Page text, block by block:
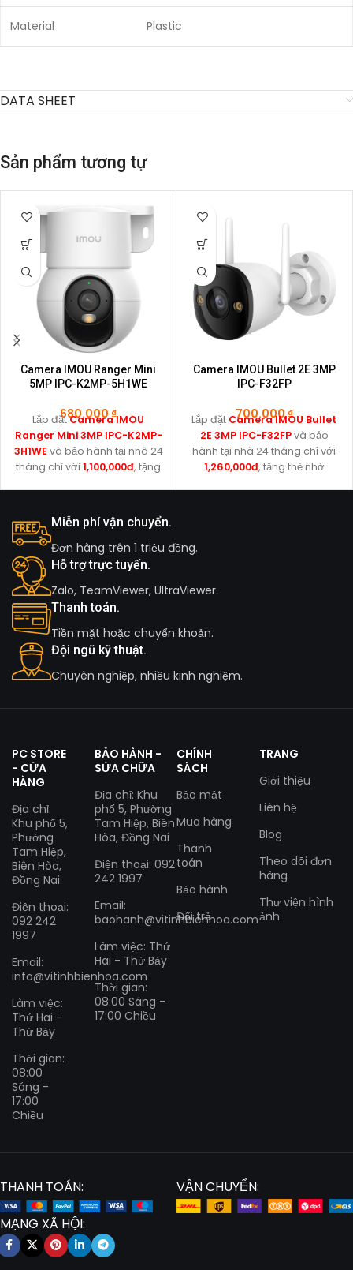
Material Plastic
DATA SHEET
Sản phẩm tương tự
Camera IMOU Ranger Mini
5MP IPC-K2MP-5H1WE
680.000₫
Lắp đặtCamera IMOU
Ranger Mini 3MP IPC-K2MP-
3H1WEvà bảo hành tại nhà 24
tháng chỉ với 1,100,000đ, tặng
Camera IMOU Bullet 2E 3MP
IPC-F32FP
700.000₫
Lắp đặt Camera IMOU Bullet
2E 3MP IPC-F32FPvà bảo
hành tại nhà 24 tháng chỉ với
1,260,000đ, tặng thẻ nhớ
Miễn phí vận chuyển.
Đơn hàng trên 1 triệu đồng.
Hỗ trợ trực tuyến.
Zalo, TeamViewer, UltraViewer.
Thanh toán.
Tiền mặt hoặc chuyển khoản.
Đội ngũ kỹ thuật.
Chuyên nghiệp, nhiều kinh nghiệm.
PC STORE
- CỬA
HÀNG
Địa chỉ:
Khu phố 5,
Phường
Tam Hiệp,
Biên Hòa,
Đồng Nai
Điện thoại:
092 242
1997
Email:
info@vitinhbienhoa.com
Làm việc:
Thứ Hai -
Thứ Bảy
Thời gian:
08:00
Sáng -
17:00
Chiều
BẢO HÀNH -
SỬA CHỮA
Địa chỉ: Khu
phố 5, Phường
Tam Hiệp, Biên
Hòa, Đồng Nai
Điện thoại: 092
242 1997
Email:
baohanh@vitinhbienhoa.com
Làm việc: Thứ
Hai - Thứ Bảy
Thời gian:
08:00 Sáng -
17:00 Chiều
CHÍNH
SÁCH
Bảo mật
Mua hàng
Thanh
toán
Bảo hành
Đổi trả
TRANG
Giới thiệu
Liên hệ
Blog
Theo dõi đơn
hàng
Thư viện hình
ảnh
THANH TOÁN: VẬN CHUYỂN:
MẠNG XÃ HỘI: